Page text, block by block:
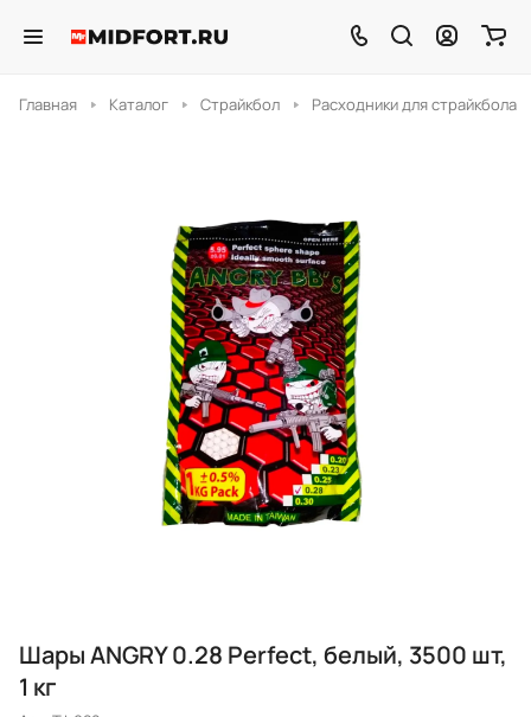
Главная Каталог Страйкбол Расходники для страйкбола
Шары ANGRY 0.28 Perfect, белый, 3500 шт,
1 кг